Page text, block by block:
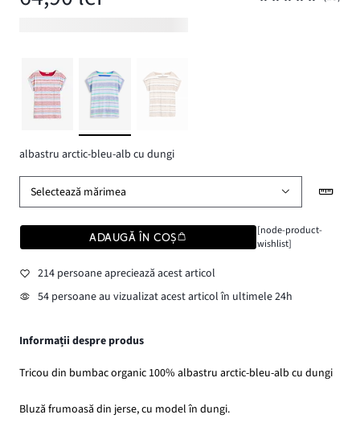
albastru arctic-bleu-alb cu dungi
Selectează mărimea
ADAUGĂ ÎN COȘ
[node-product-
wishlist]
214 persoane apreciează acest articol
54 persoane au vizualizat acest articol în ultimele 24h
Informații despre produs
Tricou din bumbac organic 100% albastru arctic-bleu-alb cu dungi
Bluză frumoasă din jerse, cu model în dungi.